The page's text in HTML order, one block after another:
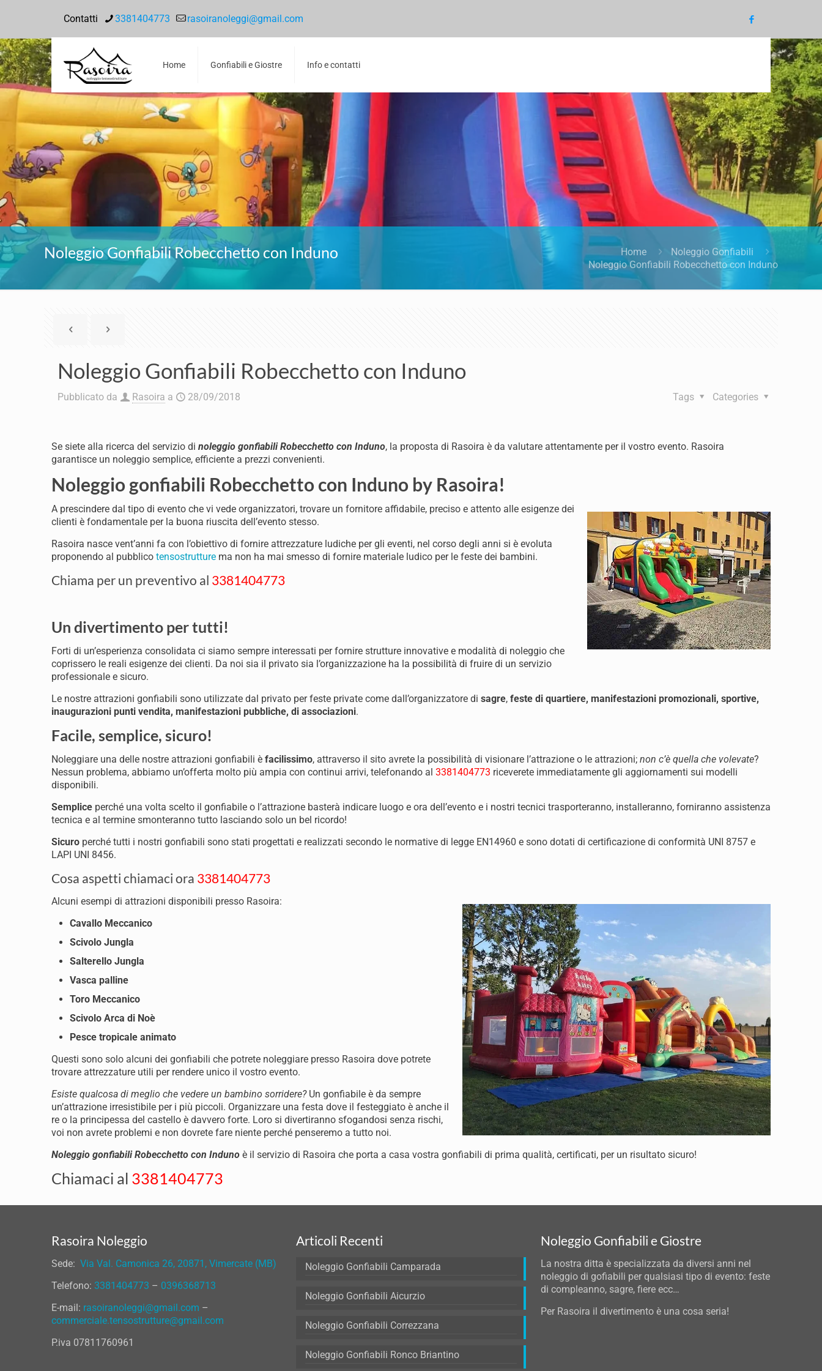
Contatti 3381404773 rasoiranoleggi@gmail.com
Home Gonfiabili e Giostre Info e contatti
Noleggio Gonfiabili Robecchetto con Induno Home
Noleggio Gonfiabili
Noleggio Gonfiabili Robecchetto con Induno
Noleggio Gonfiabili Robecchetto con Induno
Pubblicato da Rasoira a 28/09/2018 Categories
Tags
Se siete alla ricerca del servizio di noleggio gonfiabili Robecchetto con Induno, la proposta di Rasoira è da valutare attentamente per il vostro evento. Rasoira
garantisce un noleggio semplice, efficiente a prezzi convenienti.
Noleggio gonfiabili Robecchetto con Induno by Rasoira!
A prescindere dal tipo di evento che vi vede organizzatori, trovare un fornitore affidabile, preciso e attento alle esigenze dei
clienti è fondamentale per la buona riuscita dell’evento stesso.
Rasoira nasce vent’anni fa con l’obiettivo di fornire attrezzature ludiche per gli eventi, nel corso degli anni si è evoluta
proponendo al pubblico tensostrutture ma non ha mai smesso di fornire materiale ludico per le feste dei bambini.
Chiama per un preventivo al 3381404773
Un divertimento per tutti!
Forti di un’esperienza consolidata ci siamo sempre interessati per fornire strutture innovative e modalità di noleggio che
coprissero le reali esigenze dei clienti. Da noi sia il privato sia l’organizzazione ha la possibilità di fruire di un servizio
professionale e sicuro.
Le nostre attrazioni gonfiabili sono utilizzate dal privato per feste private come dall’organizzatore di sagre, feste di quartiere, manifestazioni promozionali, sportive,
inaugurazioni punti vendita, manifestazioni pubbliche, di associazioni.
Facile, semplice, sicuro!
Noleggiare una delle nostre attrazioni gonfiabili è facilissimo, attraverso il sito avrete la possibilità di visionare l’attrazione o le attrazioni; non c’è quella che volevate?
Nessun problema, abbiamo un’offerta molto più ampia con continui arrivi, telefonando al 3381404773 riceverete immediatamente gli aggiornamenti sui modelli
disponibili.
Semplice perché una volta scelto il gonfiabile o l’attrazione basterà indicare luogo e ora dell’evento e i nostri tecnici trasporteranno, installeranno, forniranno assistenza
tecnica e al termine smonteranno tutto lasciando solo un bel ricordo!
Sicuro perché tutti i nostri gonfiabili sono stati progettati e realizzati secondo le normative di legge EN14960 e sono dotati di certificazione di conformità UNI 8757 e
LAPI UNI 8456.
Cosa aspetti chiamaci ora 3381404773
Alcuni esempi di attrazioni disponibili presso Rasoira:
Cavallo Meccanico
Scivolo Jungla
Salterello Jungla
Vasca palline
Toro Meccanico
Scivolo Arca di Noè
Pesce tropicale animato
Questi sono solo alcuni dei gonfiabili che potrete noleggiare presso Rasoira dove potrete
trovare attrezzature utili per rendere unico il vostro evento.
Esiste qualcosa di meglio che vedere un bambino sorridere?Un gonfiabile è da sempre
un’attrazione irresistibile per i più piccoli. Organizzare una festa dove il festeggiato è anche il
re o la principessa del castello è davvero forte. Loro si divertiranno sfogandosi senza rischi,
voi non avrete problemi e non dovrete fare niente perché penseremo a tutto noi.
Noleggio gonfiabili Robecchetto con Induno è il servizio di Rasoira che porta a casa vostra gonfiabili di prima qualità, certificati, per un risultato sicuro!
Chiamaci al 3381404773
Rasoira Noleggio
Sede: Via Val. Camonica 26, 20871, Vimercate (MB)
Telefono: 3381404773 – 0396368713
E-mail: rasoiranoleggi@gmail.com –
commerciale.tensostrutture@gmail.com
P.iva 07811760961
Articoli Recenti
Noleggio Gonfiabili Camparada
Noleggio Gonfiabili Aicurzio
Noleggio Gonfiabili Correzzana
Noleggio Gonfiabili Ronco Briantino
Noleggio Gonfiabili e Giostre
La nostra ditta è specializzata da diversi anni nel
noleggio di gofiabili per qualsiasi tipo di evento: feste
di compleanno, sagre, fiere ecc…
Per Rasoira il divertimento è una cosa seria!